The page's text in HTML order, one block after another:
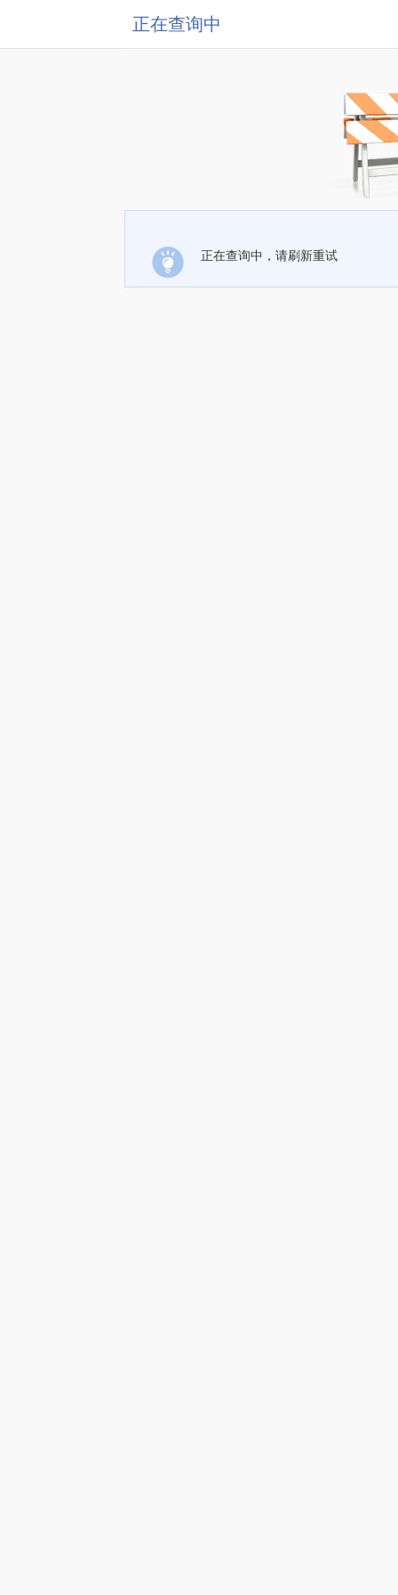
正在查询中
正在查询中，请刷新重试